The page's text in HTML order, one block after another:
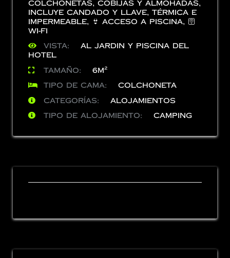
Colchonetas, Cobijas y Almohadas,
Incluye Candado y Llave, Térmica e
impermeable, 👙 Acceso a Piscina, 🛜
Wi-Fi
Vista:
Al Jardin y Piscina del
Hotel
Tamaño:
6m²
Tipo de cama:
Colchoneta
Categorías:
Alojamientos
Tipo de Alojamiento:
Camping